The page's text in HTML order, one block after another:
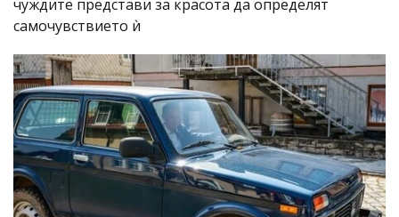
чуждите представи за красота да определят
самочувствието ѝ